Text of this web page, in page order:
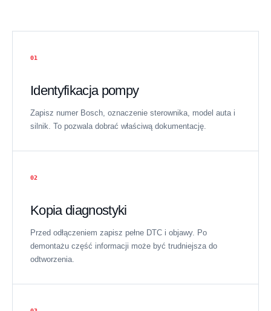
01
Identyfikacja pompy
Zapisz numer Bosch, oznaczenie sterownika, model auta i
silnik. To pozwala dobrać właściwą dokumentację.
02
Kopia diagnostyki
Przed odłączeniem zapisz pełne DTC i objawy. Po
demontażu część informacji może być trudniejsza do
odtworzenia.